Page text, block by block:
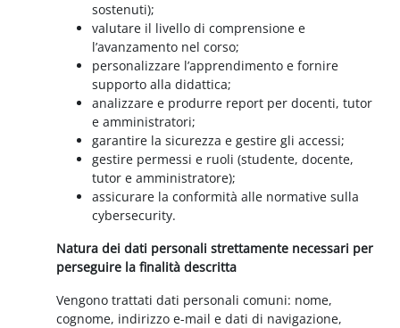
sostenuti);
valutare il livello di comprensione e
l’avanzamento nel corso;
personalizzare l’apprendimento e fornire
supporto alla didattica;
analizzare e produrre report per docenti, tutor
e amministratori;
garantire la sicurezza e gestire gli accessi;
gestire permessi e ruoli (studente, docente,
tutor e amministratore);
assicurare la conformità alle normative sulla
cybersecurity.
Natura dei dati personali strettamente necessari per
perseguire la finalità descritta
Vengono trattati dati personali comuni: nome,
cognome, indirizzo e-mail e dati di navigazione,